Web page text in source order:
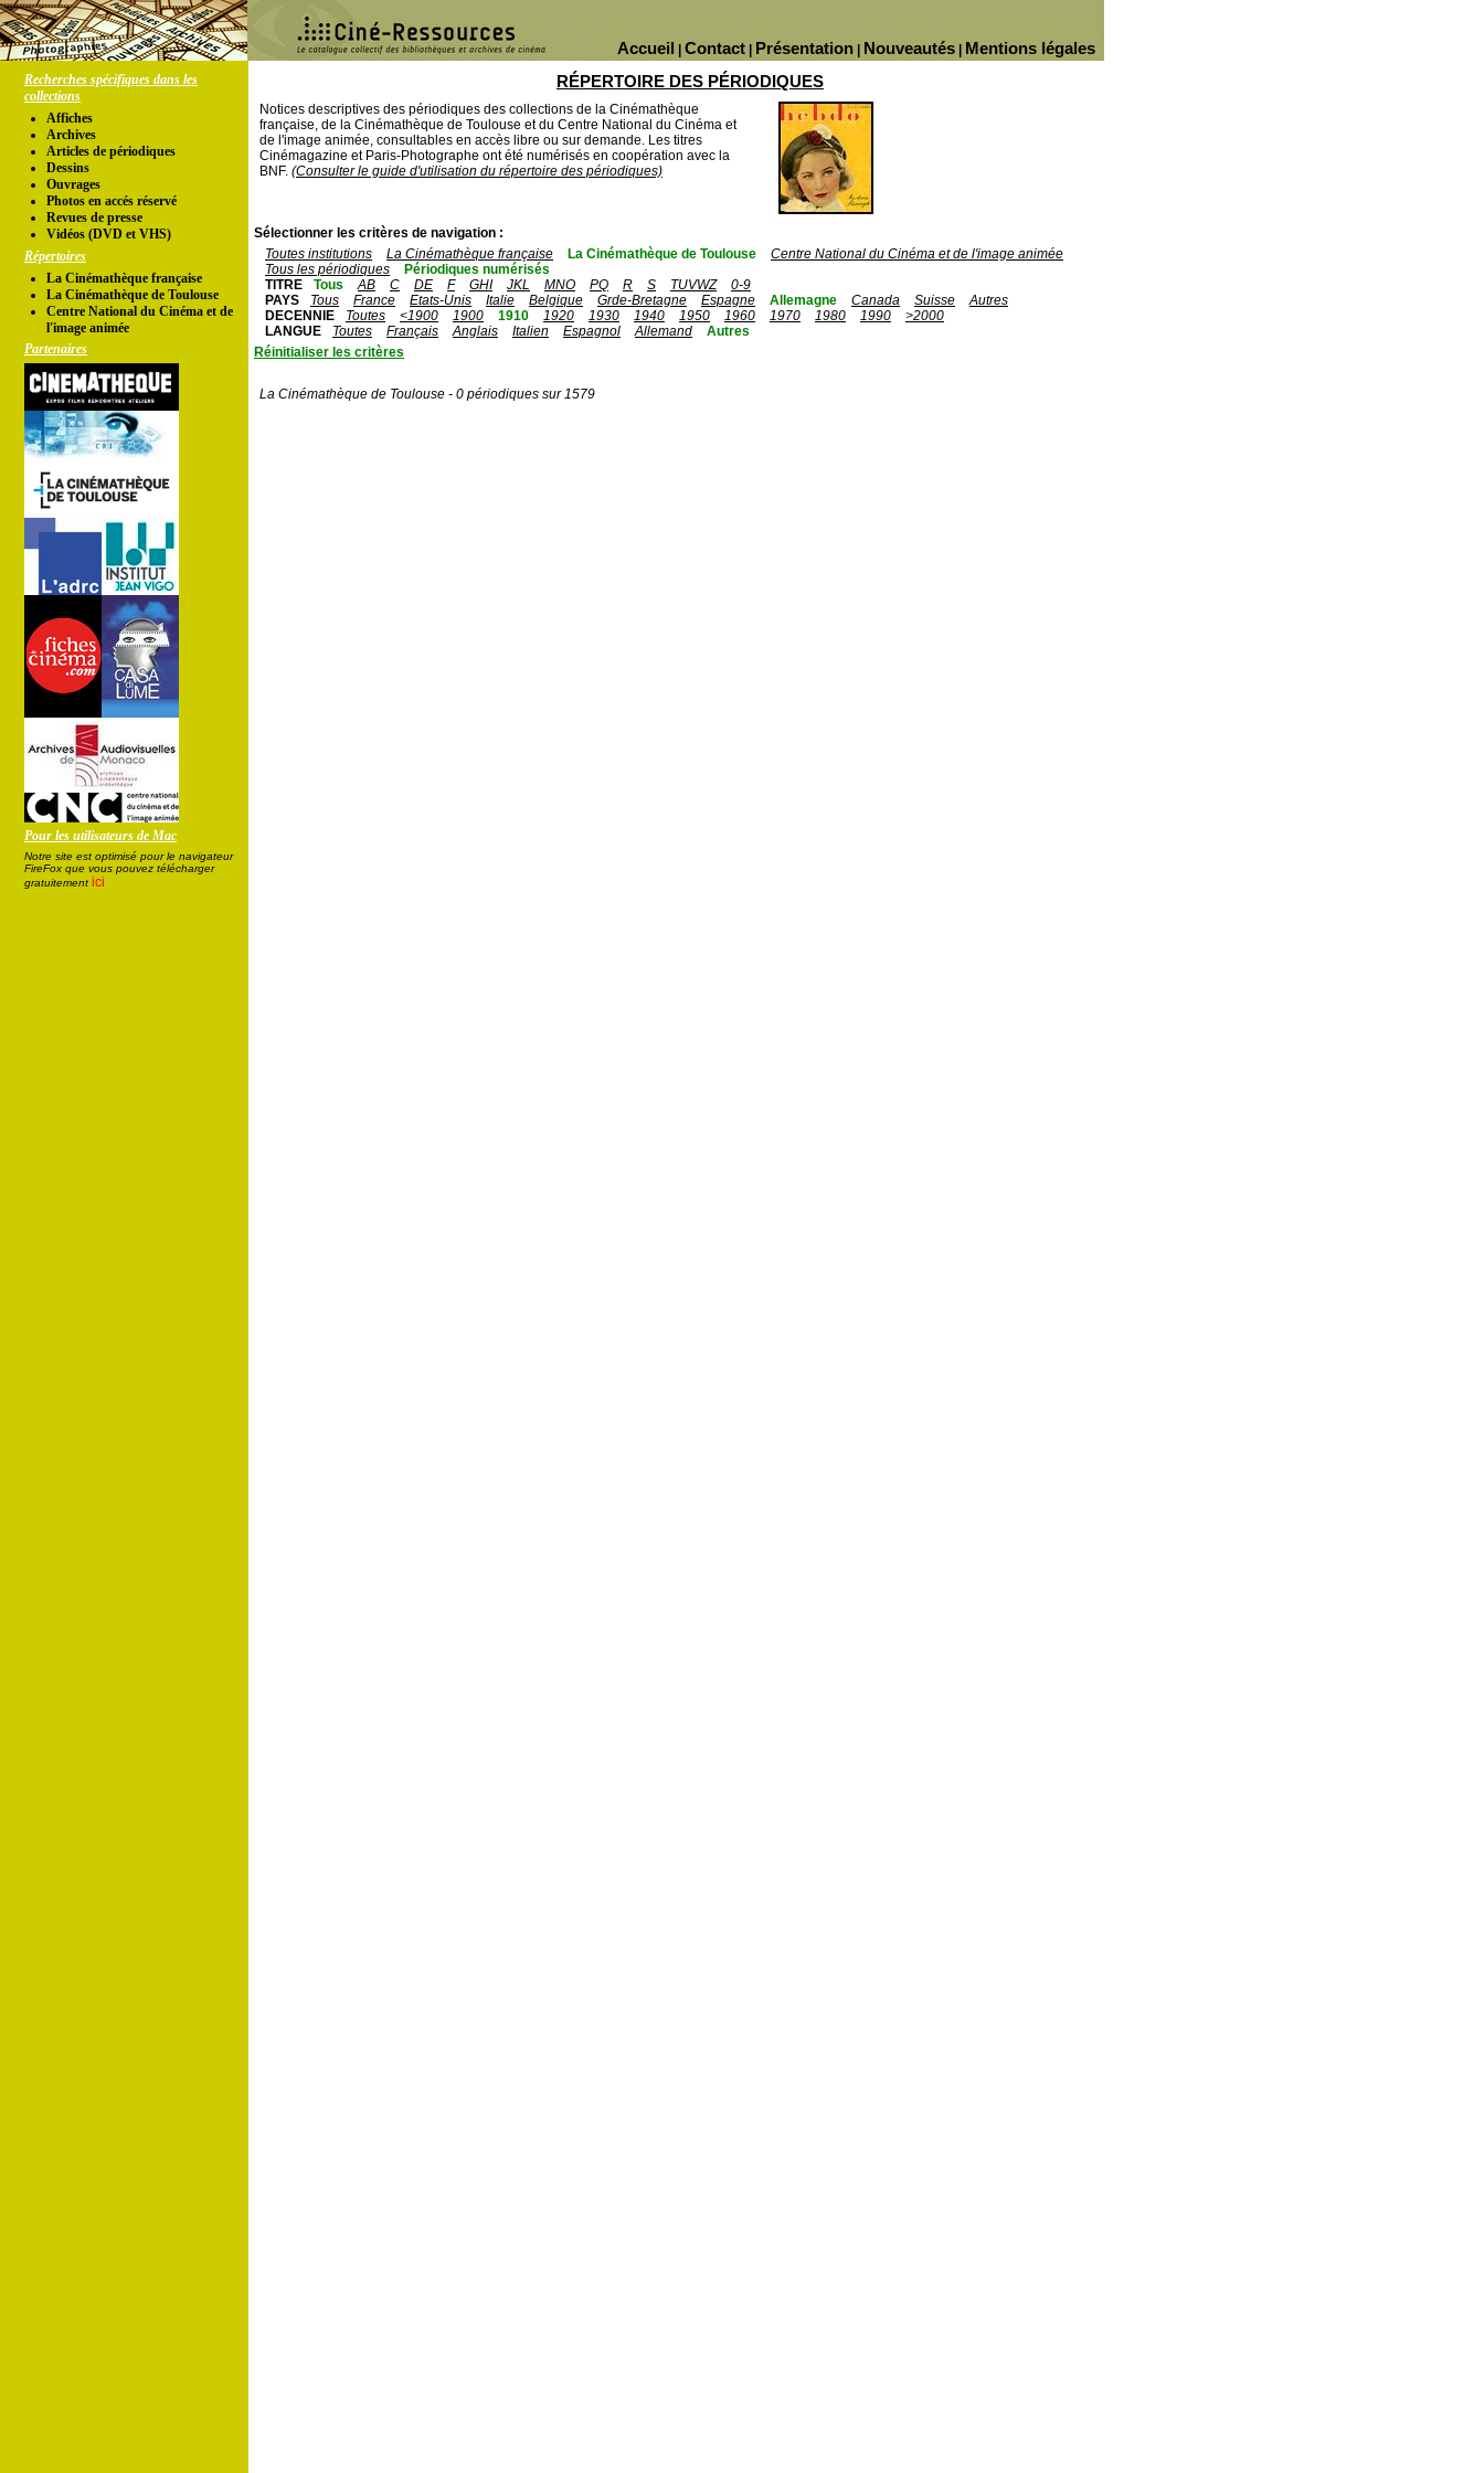
Mentions légales
Nouveautés
Présentation
Contact
Accueil
Recherches spécifiques dans les
collections
Affiches
Archives
Articles de périodiques
Dessins
Ouvrages
Photos en accés réservé
Revues de presse
Vidéos (DVD et VHS)
Répertoires
La Cinémathèque française
La Cinémathèque de Toulouse
Centre National du Cinéma et de
l'image animée
Partenaires
Pour les utilisateurs de Mac
Notre site est optimisé pour le navigateur
FireFox que vous pouvez télécharger
gratuitement ici
RÉPERTOIRE DES PÉRIODIQUES
Notices descriptives des périodiques des collections de la Cinémathèque
française, de la Cinémathèque de Toulouse et du Centre National du Cinéma et
de l'image animée, consultables en accès libre ou sur demande. Les titres
Cinémagazine et Paris-Photographe ont été numérisés en coopération avec la
BNF. (Consulter le guide d'utilisation du répertoire des périodiques)
Sélectionner les critères de navigation :
Toutes institutions
La Cinémathèque française La Cinémathèque de Toulouse
Centre National du Cinéma et de l'image animée
Tous les périodiques
Périodiques numérisés
TITRE
Tous AB C DE F GHI JKL MNO PQ R S TUVWZ
0-9
PAYS
Tous France Etats-Unis Italie Belgique Grde-Bretagne Espagne Allemagne Canada Suisse
Autres
DECENNIE
Toutes <1900 1900 1910 1920 1930 1940 1950 1960 1970 1980 1990
>2000
LANGUE
Toutes Français Anglais Italien Espagnol Allemand
Autres
Réinitialiser les critères
La Cinémathèque de Toulouse - 0 périodiques sur 1579